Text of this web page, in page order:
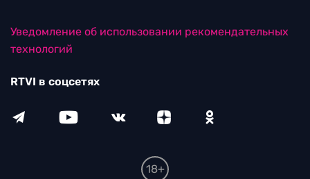
Уведомление об использовании рекомендательных
технологий
RTVI в соцсетях
18+